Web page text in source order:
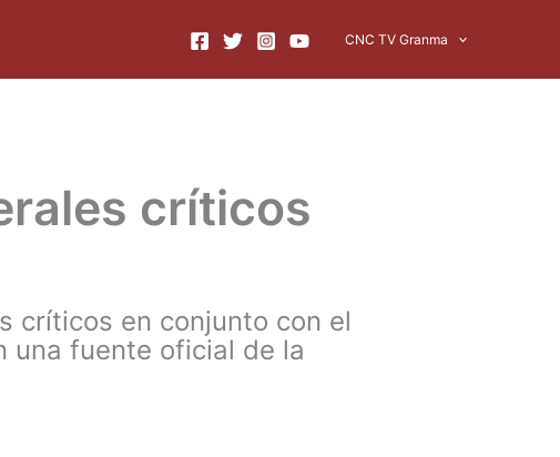
CNC TV Granma
críticos
críticos en conjunto con el
una fuente oficial de la